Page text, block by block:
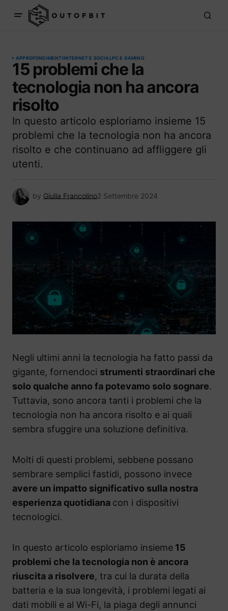
APPROFONDIMENTIINTERNET E SOCIAL PC E GAMING
15 problemi che la
tecnologia non ha ancora
risolto
In questo articolo esploriamo insieme 15
problemi che la tecnologia non ha ancora
risolto e che continuano ad affliggere gli
utenti.
by Giulia Francolino2 Settembre 2024
Negli ultimi anni la tecnologia ha fatto passi da
gigante, fornendoci strumenti straordinari che
solo qualche anno fa potevamo solo sognare.
Tuttavia, sono ancora tanti i problemi che la
tecnologia non ha ancora risolto e ai quali
sembra sfuggire una soluzione definitiva.
Molti di questi problemi, sebbene possano
sembrare semplici fastidi, possono invece
avere un impatto significativo sulla nostra
esperienza quotidiana con i dispositivi
tecnologici.
In questo articolo esploriamo insieme 15
problemi che la tecnologia non è ancora
riuscita a risolvere, tra cui la durata della
batteria e la sua longevità, i problemi legati ai
dati mobili e al Wi-Fi, la piaga degli annunci